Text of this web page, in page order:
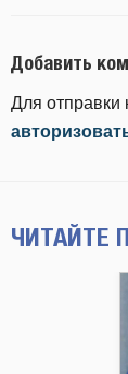
Добавить
Для
ЧИТАЙТЕ